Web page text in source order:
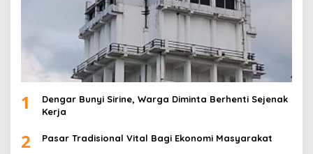
1
Dengar Bunyi Sirine, Warga Diminta Berhenti Sejenak
Kerja
2 Pasar Tradisional Vital Bagi Ekonomi Masyarakat